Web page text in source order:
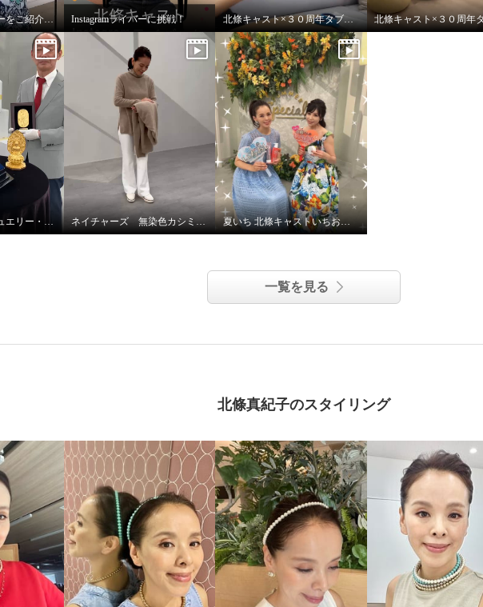
ティアラチョーカーをご紹介します♪ Instagramライバーに挑戦！ 北條キャスト×３０周年タブレットにシール貼りpart2
ネイチャーズ 無染色カシミヤケーブル使いコーディガン 夏いち 北條キャストいちおし！パーリーデュー
一覧を見る
北條真紀子のスタイリング